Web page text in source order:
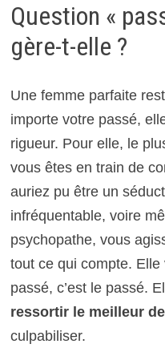
Question «
gère-t-elle ?
Une femme parfaite
importe votre passé,
rigueur. Pour elle, le
vous êtes en train de
auriez pu être un
infréquentable, voire
psychopathe, vous
tout ce qui compte.
passé, c’est le passé.
ressortir le meilleur
culpabiliser.